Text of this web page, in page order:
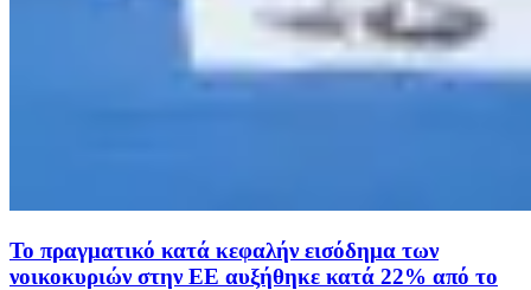
Το πραγματικό κατά κεφαλήν εισόδημα των
νοικοκυριών στην ΕΕ αυξήθηκε κατά 22% από το